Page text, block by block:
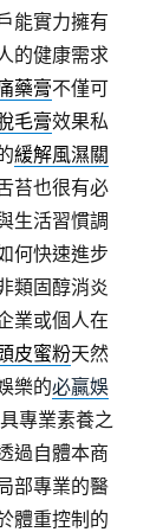
能實力擁有
的健康需求
藥膏不僅可
毛膏效果私
緩解風濕關
苔也很有必
生活習慣調
何快速進步
類固醇消炎
業或個人在
皮蜜粉天然
樂的必贏娛
專業素養之
過自體本商
部專業的醫
體重控制的